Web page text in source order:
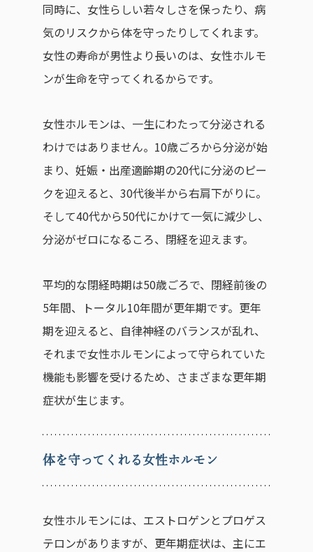
同時に、女性らしい若々しさを保ったり、病
気のリスクから体を守ったりしてくれます。
女性の寿命が男性より長いのは、女性ホルモ
ンが生命を守ってくれるからです。
女性ホルモンは、一生にわたって分泌される
わけではありません。10歳ごろから分泌が始
まり、妊娠・出産適齢期の20代に分泌のピー
クを迎えると、30代後半から右肩下がりに。
そして40代から50代にかけて一気に減少し、
分泌がゼロになるころ、閉経を迎えます。
平均的な閉経時期は50歳ごろで、閉経前後の
5年間、トータル10年間が更年期です。更年
期を迎えると、自律神経のバランスが乱れ、
それまで女性ホルモンによって守られていた
機能も影響を受けるため、さまざまな更年期
症状が生じます。
体を守ってくれる女性ホルモン
女性ホルモンには、エストロゲンとプロゲス
テロンがありますが、更年期症状は、主にエ